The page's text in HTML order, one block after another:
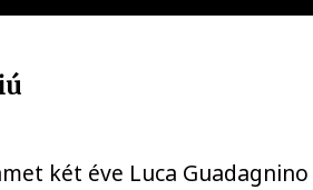
két éve Luca